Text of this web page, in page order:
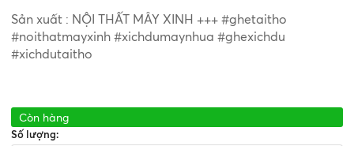
Sản xuất : NỘI THẤT MÂY XINH +++ #ghetaitho
#noithatmayxinh #xichdumaynhua #ghexichdu
#xichdutaitho
Còn hàng
Số lượng: